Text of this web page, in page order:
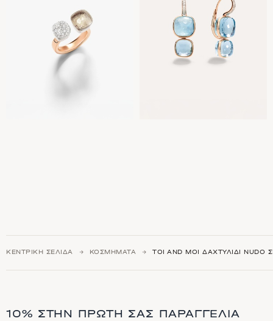
ΚΕΝΤΡΙΚΉ ΣΕΛΊΔΑ ΚΟΣΜΉΜΑΤΑ TOI AND MOI ΔΑΧΤΥΛΊΔΙ
10% ΣΤΗΝ ΠΡΏΤΗ ΣΑΣ ΠΑΡΑΓΓΕΛΊΑ